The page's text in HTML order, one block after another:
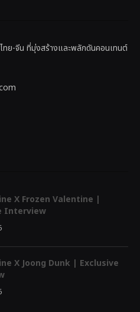
ทย-จีน ที่มุ่งสร้างและพลักดันคอนเทนต์
X Frozen Valentine |
Interview
X Joong Dunk | Exclusive